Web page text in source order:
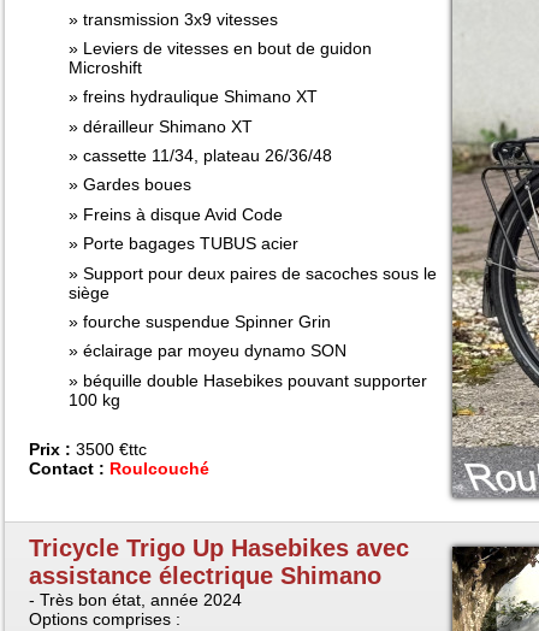
transmission 3x9 vitesses
Leviers de vitesses en bout de guidon
Microshift
freins hydraulique Shimano XT
dérailleur Shimano XT
cassette 11/34, plateau 26/36/48
Gardes boues
Freins à disque Avid Code
Porte bagages TUBUS acier
Support pour deux paires de sacoches sous le
siège
fourche suspendue Spinner Grin
éclairage par moyeu dynamo SON
béquille double Hasebikes pouvant supporter
100 kg
Prix : 3500 €ttc
Contact : Roulcouché
Tricycle Trigo Up Hasebikes avec
assistance électrique Shimano
- Très bon état, année 2024
Options comprises :